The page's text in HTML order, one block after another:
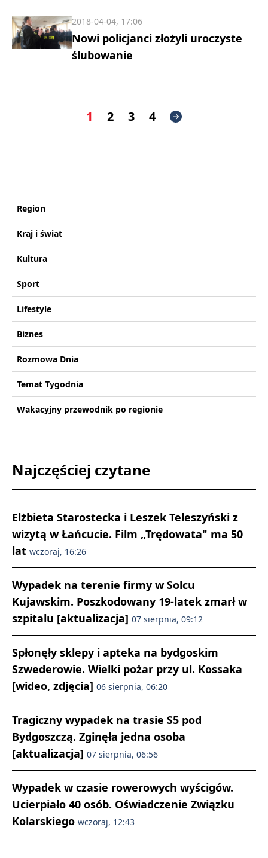
Nowi policjanci złożyli uroczyste
ślubowanie
2018-04-04, 17:06
1 2 3 4
Region
Kraj i świat
Kultura
Sport
Lifestyle
Biznes
Rozmowa Dnia
Temat Tygodnia
Wakacyjny przewodnik po regionie
Najczęściej czytane
Elżbieta Starostecka i Leszek Teleszyński z
wizytą w Łańcucie. Film „Trędowata" ma 50
lat wczoraj, 16:26
Wypadek na terenie firmy w Solcu
Kujawskim. Poszkodowany 19-latek zmarł w
szpitalu [aktualizacja] 07 sierpnia, 09:12
Spłonęły sklepy i apteka na bydgoskim
Szwederowie. Wielki pożar przy ul. Kossaka
[wideo, zdjęcia] 06 sierpnia, 06:20
Tragiczny wypadek na trasie S5 pod
Bydgoszczą. Zginęła jedna osoba
[aktualizacja] 07 sierpnia, 06:56
Wypadek w czasie rowerowych wyścigów.
Ucierpiało 40 osób. Oświadczenie Związku
Kolarskiego wczoraj, 12:43